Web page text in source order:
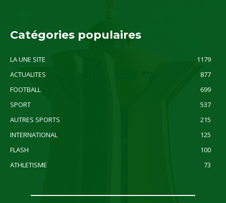
Catégories populaires
LA UNE SITE
1179
ACTUALITES
877
FOOTBALL
699
SPORT
537
AUTRES SPORTS
215
INTERNATIONAL
125
FLASH
100
ATHLETISME
73